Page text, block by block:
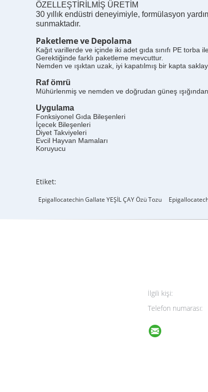
ÖZELLEŞTİRİLMİŞ ÜRETİM
30 yıllık endüstri deneyimiyle, formülasyon
sunmaktadır.
Paketleme ve Depolama
Kağıt varillerde ve içinde iki adet gıda sınıfı PE torba
Gerektiğinde farklı paketleme mevcuttur.
Nemden ve ışıktan uzak, iyi kapatılmış bir kapta
Raf ömrü
Mühürlenmiş ve nemden ve doğrudan güneş
Uygulama
Fonksiyonel Gıda Bileşenleri
İçecek Bileşenleri
Diyet Takviyeleri
Evcil Hayvan Mamaları
Koruyucu
Etiket:
Epigallocatechin Gallate YEŞİL ÇAY Özü Tozu
İlgili kişi:
Telefon numarası: